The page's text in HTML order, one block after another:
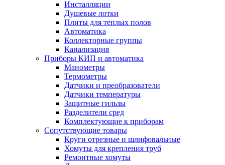
Инсталляции
Душевые лотки
Плиты для теплых полов
Автоматика
Коллекторные группы
Канализация
Приборы КИП и автоматика
Манометры
Термометры
Датчики и преобразователи
Датчики температуры
Защитные гильзы
Разделители сред
Комплектующие к приборам
Сопутствующие товары
Круги отрезные и шлифовальные
Хомуты для крепления труб
Ремонтные хомуты